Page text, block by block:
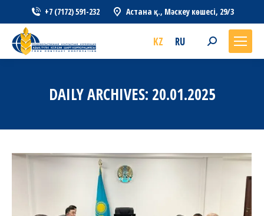
+7 (7172) 591-232 Астана қ., Мәскеу көшесі, 29/3
KZ RU Search:
DAILY ARCHIVES: 20.01.2025